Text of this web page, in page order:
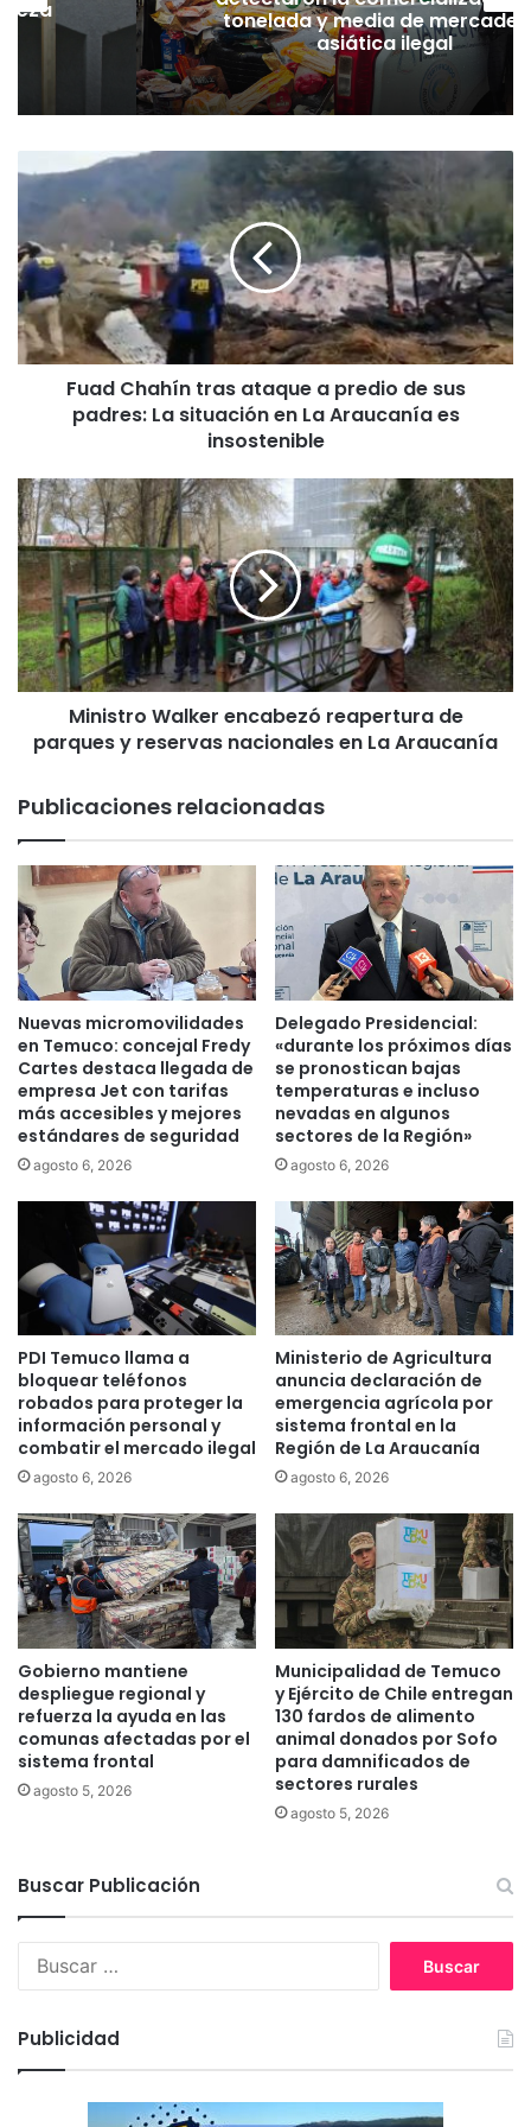
tonelada y media de
asiática ilegal
u
d
C
h
a
h
í
s
a
t
a
q
u
e
a
p
o
d
e
u
s
p
a
r
e
s
:
L
a
a
i
ó
n
e
n
L
a
A
r
a
u
c
a
a
e
s
i
s
l
Fuad Chahín tras ataque a predio de sus
padres: La situación en La Araucanía es
insostenible
M
i
n
i
s
t
r
o
W
r
e
n
a
b
e
z
ó
r
e
a
p
e
r
d
e
p
a
r
q
u
s
y
r
e
s
e
r
v
a
s
n
a
c
a
l
e
L
Ministro Walker encabezó reapertura de
parques y reservas nacionales en La Araucanía
Publicaciones relacionadas
Nuevas micromovilidades
en Temuco: concejal Fredy
Cartes destaca llegada de
empresa Jet con tarifas
más accesibles y mejores
estándares de seguridad
agosto 6, 2026
Delegado Presidencial:
«durante los próximos días
se pronostican bajas
temperaturas e incluso
nevadas en algunos
sectores de la Región»
agosto 6, 2026
PDI Temuco llama a
bloquear teléfonos
robados para proteger la
información personal y
combatir el mercado ilegal
agosto 6, 2026
Ministerio de Agricultura
anuncia declaración de
emergencia agrícola por
sistema frontal en la
Región de La Araucanía
agosto 6, 2026
Gobierno mantiene
despliegue regional y
refuerza la ayuda en las
comunas afectadas por el
sistema frontal
agosto 5, 2026
Municipalidad de Temuco
y Ejército de Chile entregan
130 fardos de alimento
animal donados por Sofo
para damnificados de
sectores rurales
agosto 5, 2026
Buscar Publicación
r
:
Publicidad